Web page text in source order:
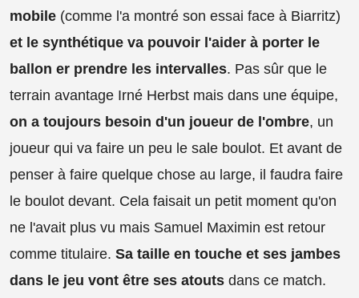
mobile (comme l'a montré son essai face à Biarritz)
et le synthétique va pouvoir l'aider à porter le
ballon er prendre les intervalles. Pas sûr que le
terrain avantage Irné Herbst mais dans une équipe,
on a toujours besoin d'un joueur de l'ombre, un
joueur qui va faire un peu le sale boulot. Et avant de
penser à faire quelque chose au large, il faudra faire
le boulot devant. Cela faisait un petit moment qu'on
ne l'avait plus vu mais Samuel Maximin est retour
comme titulaire. Sa taille en touche et ses jambes
dans le jeu vont être ses atouts dans ce match.